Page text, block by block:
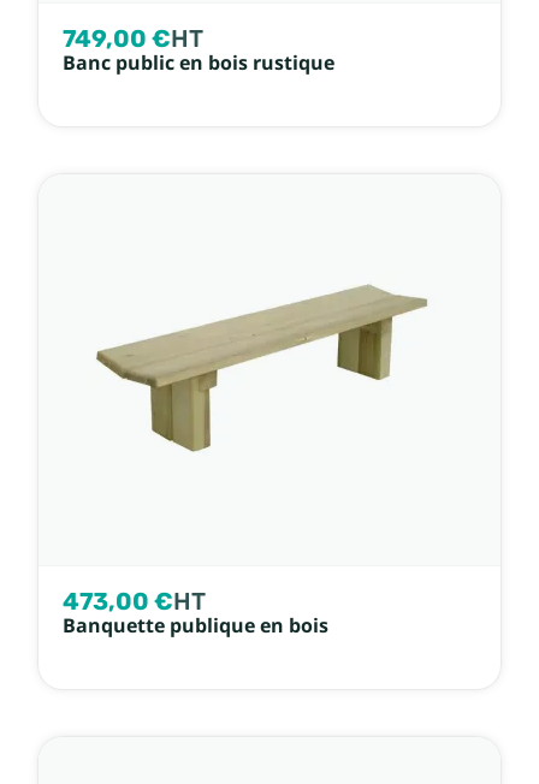
749,00 €HT
Banc public en bois rustique
473,00 €HT
Banquette publique en bois